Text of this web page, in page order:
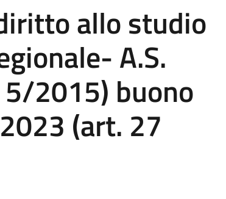
allo studio
A.S.
2015) buono
(art. 27